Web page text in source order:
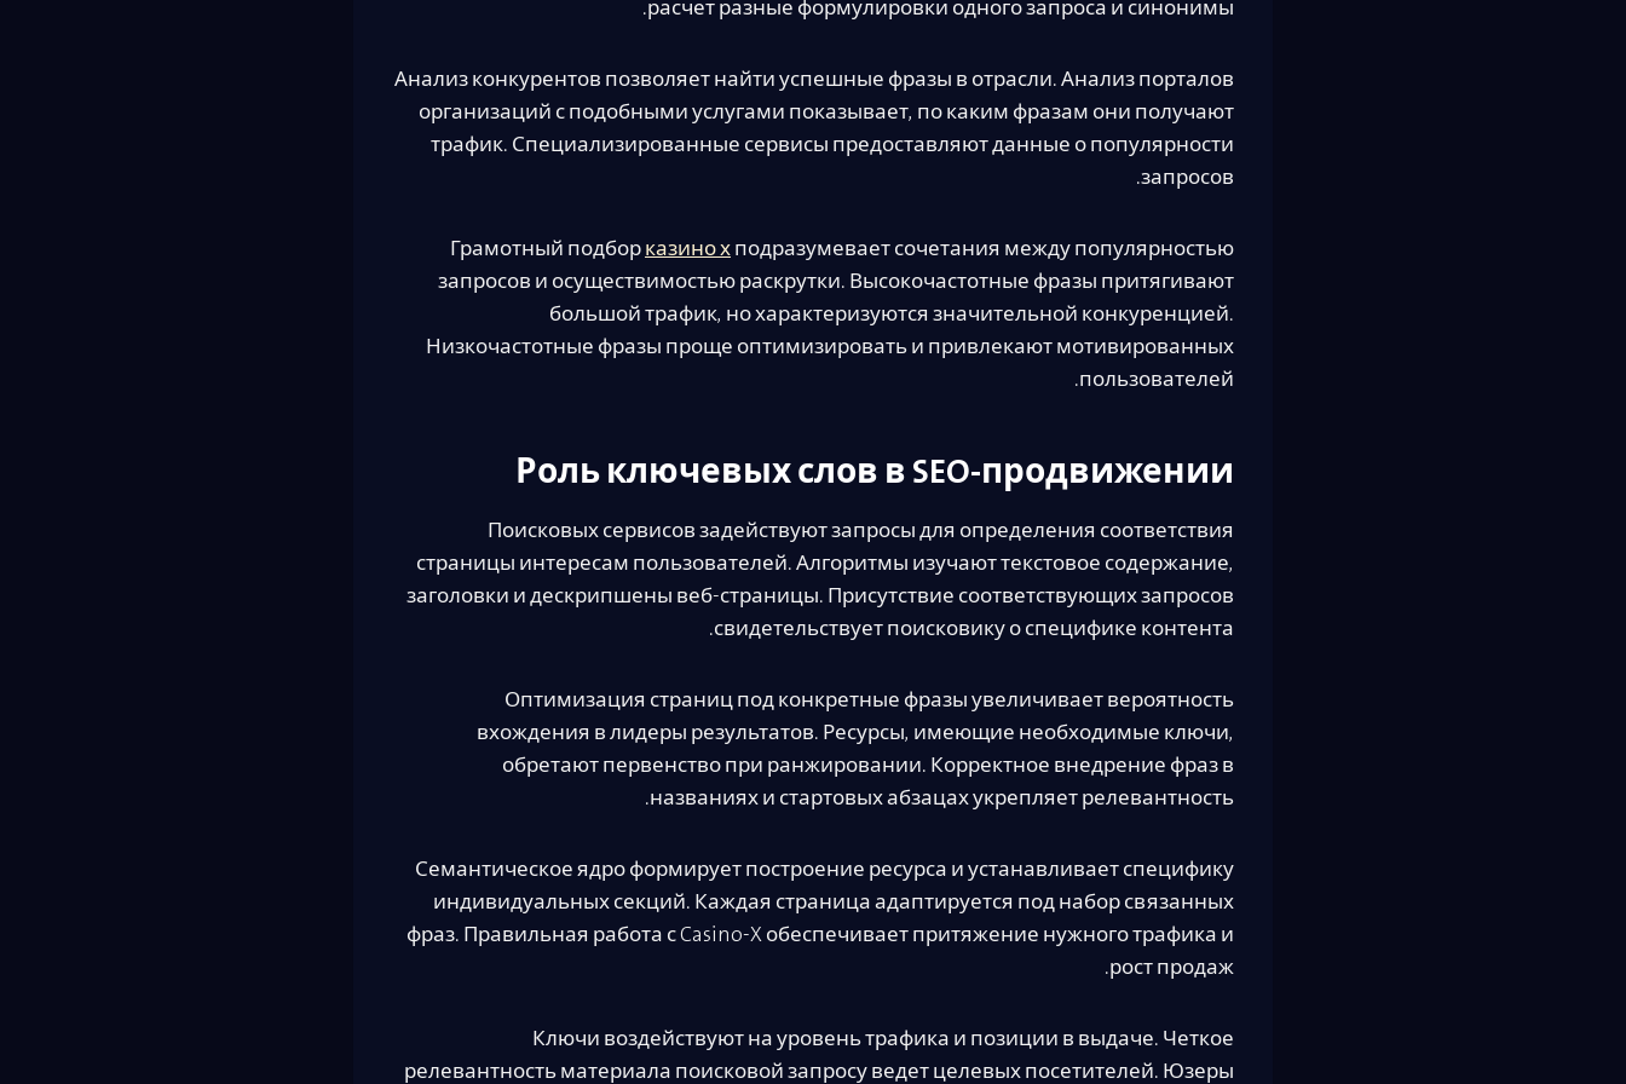
расчет разные формулировки одного запроса и синонимы.
Анализ конкурентов позволяет найти успешные фразы в отрасли. Анализ порталов
организаций с подобными услугами показывает, по каким фразам они получают
трафик. Специализированные сервисы предоставляют данные о популярности
запросов.
Грамотный подборказино хподразумевает сочетания между популярностью
запросов и осуществимостью раскрутки. Высокочастотные фразы притягивают
большой трафик, но характеризуются значительной конкуренцией.
Низкочастотные фразы проще оптимизировать и привлекают мотивированных
пользователей.
Роль ключевых слов в SEO-продвижении
Поисковых сервисов задействуют запросы для определения соответствия
страницы интересам пользователей. Алгоритмы изучают текстовое содержание,
заголовки и дескрипшены веб-страницы. Присутствие соответствующих запросов
свидетельствует поисковику о специфике контента.
Оптимизация страниц под конкретные фразы увеличивает вероятность
вхождения в лидеры результатов. Ресурсы, имеющие необходимые ключи,
обретают первенство при ранжировании. Корректное внедрение фраз в
названиях и стартовых абзацах укрепляет релевантность.
Семантическое ядро формирует построение ресурса и устанавливает специфику
индивидуальных секций. Каждая страница адаптируется под набор связанных
фраз. Правильная работа с Casino-X обеспечивает притяжение нужного трафика и
рост продаж.
Ключи воздействуют на уровень трафика и позиции в выдаче. Четкое
релевантность материала поисковой запросу ведет целевых посетителей. Юзеры